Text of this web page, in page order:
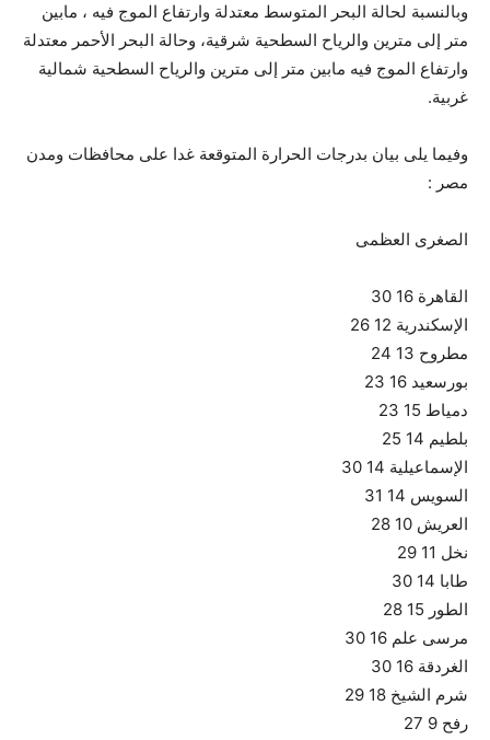
وبالنسبة لحالة البحر المتوسط معتدلة وارتفاع الموج فيه ، مابين
متر إلى مترين والرياح السطحية شرقية، وحالة البحر الأحمر معتدلة
وارتفاع الموج فيه مابين متر إلى مترين والرياح السطحية شمالية
غربية.
وفيما يلى بيان بدرجات الحرارة المتوقعة غدا على محافظات ومدن
مصر :
الصغرى العظمى
القاهرة 16 30
الإسكندرية 12 26
مطروح 13 24
بورسعيد 16 23
دمياط 15 23
بلطيم 14 25
الإسماعيلية 14 30
السويس 14 31
العريش 10 28
نخل 11 29
طابا 14 30
الطور 15 28
مرسى علم 16 30
الغردقة 16 30
شرم الشيخ 18 29
رفح 9 27